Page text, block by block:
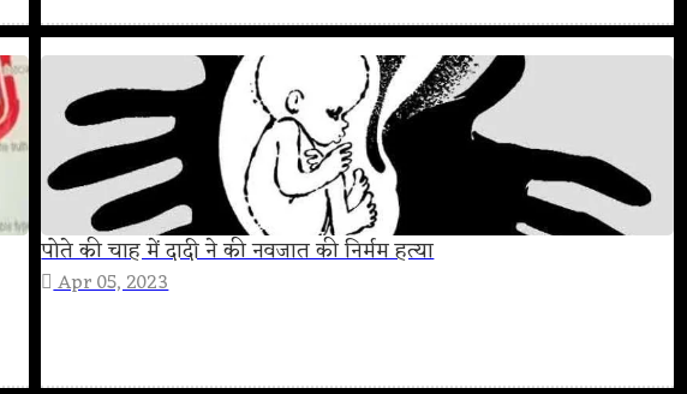
पोते की चाह में दादी ने की नवजात की निर्मम हत्या
Apr 05, 2023